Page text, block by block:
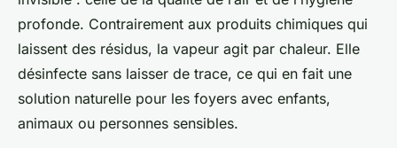
profonde. Contrairement aux produits chimiques qui
laissent des résidus, la vapeur agit par chaleur. Elle
désinfecte sans laisser de trace, ce qui en fait une
solution naturelle pour les foyers avec enfants,
animaux ou personnes sensibles.